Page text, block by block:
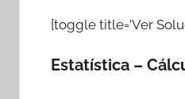
[toggle title=’Ver
Estatística –